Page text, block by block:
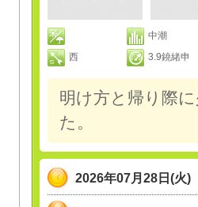
中潮
西
3.9鐃緒申
明け方と帰り際
た。
2026年07月28日(火)